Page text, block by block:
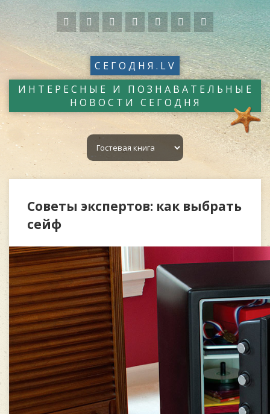
СЕГОДНЯ.LV
ИНТЕРЕСНЫЕ И ПОЗНАВАТЕЛЬНЫЕ
НОВОСТИ СЕГОДНЯ
Советы экспертов: как выбрать
сейф